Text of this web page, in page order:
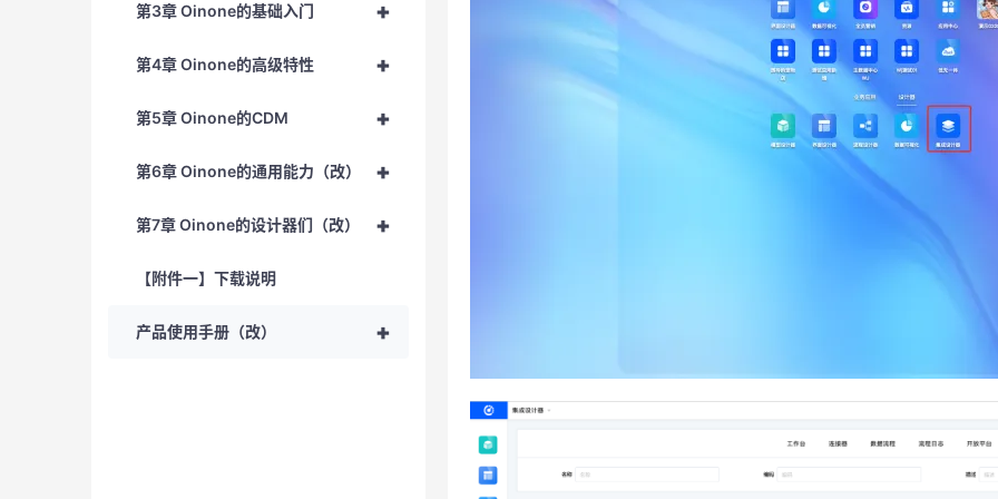
+
第3章 Oinone的基础入门
+
第4章 Oinone的高级特性
+
第5章 Oinone的CDM
+
第6章 Oinone的通用能力（改）
+
第7章 Oinone的设计器们（改）
【附件一】下载说明
+
产品使用手册（改）